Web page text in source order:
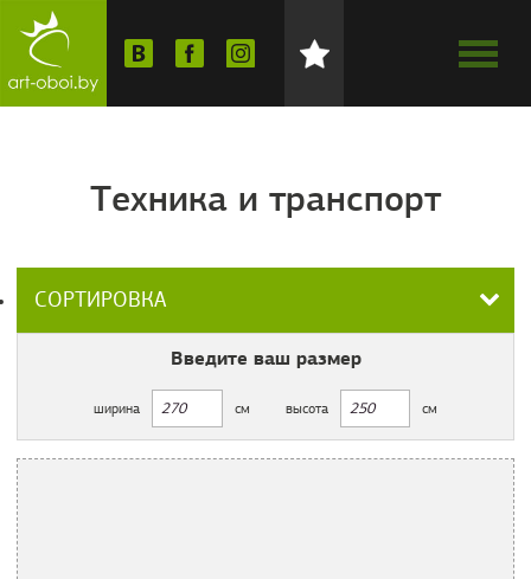
Техника и транспорт
СОРТИРОВКА
Введите ваш размер
ширина см высота см